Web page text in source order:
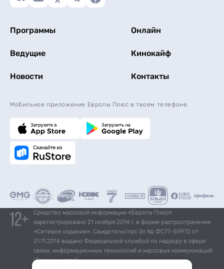
Программы Онлайн
Ведущие Кинокайф
Новости Контакты
Мобильное приложение Европы Плюс в твоем телефоне.
Средство массовой информации «Европа Плюс»
зарегистрировано 21 ноября 2014 г. в форме распространения
«Сетевое издание». Свидетельство Эл № ФС77-59972 от
21.11.2014 выдано Федеральной службой по надзору в сфере
связи, информационных технологий и массовых коммуникаций
(Роскомнадзор).